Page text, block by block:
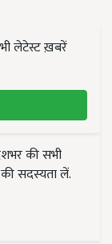
लेटेस्ट ख़बरें
की सभी
सदस्यता लें.